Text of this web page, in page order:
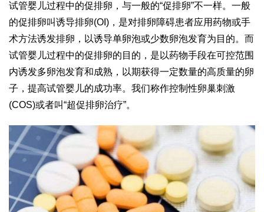
试管婴儿过程中的促排卵，与一般的“促排卵”不一样。一般
的促排卵叫诱导排卵(OI)，是对排卵障碍患者应用药物或手
术方法诱发排卵，以诱导单卵泡或少数卵泡发育为目的。而
试管婴儿过程中的促排卵的目的，是以药物手段在可控范围
内诱发多卵泡发育和成熟，以期获得一定数量的高质量的卵
子，提高试管婴儿的成功率。我们称作控制性卵巢刺激
(COS)或者叫“超促排卵治疗”。